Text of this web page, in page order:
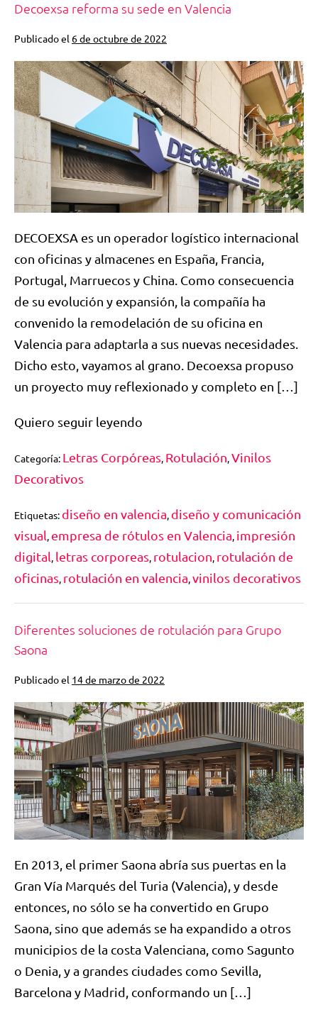
Decoexsa reforma su sede en Valencia
Publicado el 6 de octubre de 2022
DECOEXSA es un operador logístico internacional
con oficinas y almacenes en España, Francia,
Portugal, Marruecos y China. Como consecuencia
de su evolución y expansión, la compañía ha
convenido la remodelación de su oficina en
Valencia para adaptarla a sus nuevas necesidades.
Dicho esto, vayamos al grano. Decoexsa propuso
un proyecto muy reflexionado y completo en […]
Quiero seguir leyendo
Categoría: Letras Corpóreas, Rotulación,Vinilos
Decorativos
Etiquetas: diseño en valencia, diseño y comunicación
visual, empresa de rótulos en Valencia, impresión
digital, letras corporeas, rotulacion, rotulación de
oficinas, rotulación en valencia,vinilos decorativos
Diferentes soluciones de rotulación para Grupo
Saona
Publicado el 14 de marzo de 2022
En 2013, el primer Saona abría sus puertas en la
Gran Vía Marqués del Turia (Valencia), y desde
entonces, no sólo se ha convertido en Grupo
Saona, sino que además se ha expandido a otros
municipios de la costa Valenciana, como Sagunto
o Denia, y a grandes ciudades como Sevilla,
Barcelona y Madrid, conformando un […]